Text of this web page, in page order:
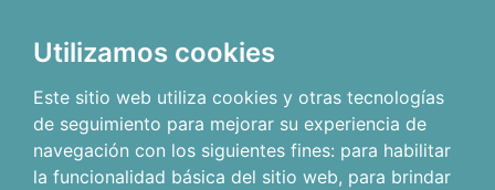
Utilizamos cookies
Este sitio web utiliza cookies y otras tecnologías
de seguimiento para mejorar su experiencia de
navegación con los siguientes fines: para habilitar
la funcionalidad básica del sitio web, para brindar